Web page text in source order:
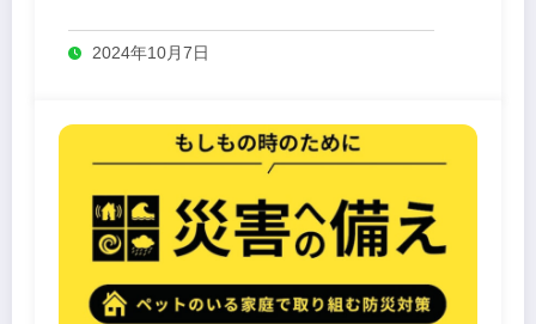
2024年10月7日